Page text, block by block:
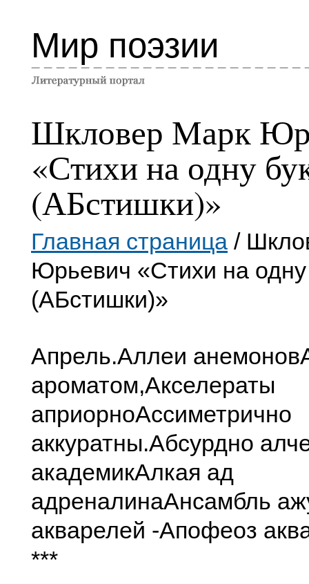
Мир поэзии
Шкловер Марк
«Стихи на одну
(АБстишки)»
Главная страница /
Юрьевич «Стихи на одну
(АБстишки)»
Апрель.Аллеи анемонов
ароматом,Акселераты
априорноАссиметрично
аккуратны.Абсурдно
академикАлкая ад
адреналинаАнсамбль
акварелей -Апофеоз
***